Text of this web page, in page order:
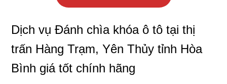
Dịch vụ Đánh chìa khóa ô tô tại thị
trấn Hàng Trạm, Yên Thủy tỉnh Hòa
Bình giá tốt chính hãng